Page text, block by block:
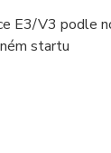
E3/V3 podle
startu